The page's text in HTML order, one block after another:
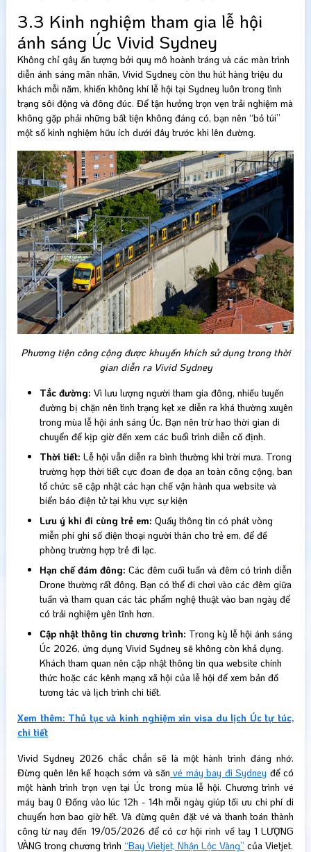
3.3 Kinh nghiệm tham gia lễ hội
ánh sáng Úc Vivid Sydney
Không chỉ gây ấn tượng bởi quy mô hoành tráng và các màn trình
diễn ánh sáng mãn nhãn, Vivid Sydney còn thu hút hàng triệu du
khách mỗi năm, khiến không khí lễ hội tại Sydney luôn trong tình
trạng sôi động và đông đúc. Để tận hưởng trọn vẹn trải nghiệm mà
không gặp phải những bất tiện không đáng có, bạn nên “bỏ túi”
một số kinh nghiệm hữu ích dưới đây trước khi lên đường.
Phương tiện công cộng được khuyến khích sử dụng trong thời
gian diễn ra Vivid Sydney
Tắc đường: Vì lưu lượng người tham gia đông, nhiều tuyến
đường bị chặn nên tình trạng kẹt xe diễn ra khá thường xuyên
trong mùa lễ hội ánh sáng Úc. Bạn nên trừ hao thời gian di
chuyển để kịp giờ đến xem các buổi trình diễn cố định.
Thời tiết: Lễ hội vẫn diễn ra bình thường khi trời mưa. Trong
trường hợp thời tiết cực đoan đe dọa an toàn công cộng, ban
tổ chức sẽ cập nhật các hạn chế vận hành qua website và
biển báo điện tử tại khu vực sự kiện
Lưu ý khi đi cùng trẻ em: Quầy thông tin có phát vòng
miễn phí ghi số điện thoại người thân cho trẻ em, để đề
phòng trường hợp trẻ đi lạc.
Hạn chế đám đông: Các đêm cuối tuần và đêm có trình diễn
Drone thường rất đông. Bạn có thể đi chơi vào các đêm giữa
tuần và tham quan các tác phẩm nghệ thuật vào ban ngày để
có trải nghiệm yên tĩnh hơn.
Cập nhật thông tin chương trình: Trong kỳ lễ hội ánh sáng
Úc 2026, ứng dụng Vivid Sydney sẽ không còn khả dụng.
Khách tham quan nên cập nhật thông tin qua website chính
thức hoặc các kênh mạng xã hội của lễ hội để xem bản đồ
tương tác và lịch trình chi tiết.
Xem thêm: Thủ tục và kinh nghiệm xin visa du lịch Úc tự túc,
chi tiết
Vivid Sydney 2026 chắc chắn sẽ là một hành trình đáng nhớ.
Đừng quên lên kế hoạch sớm và săn vé máy bay đi Sydney để có
một hành trình trọn vẹn tại Úc trong mùa lễ hội. Chương trình vé
máy bay 0 Đồng vào lúc 12h - 14h mỗi ngày giúp tối ưu chi phí di
chuyển hơn bao giờ hết. Và đừng quên đặt vé và thanh toán thành
công từ nay đến 19/05/2026 để có cơ hội rinh về tay 1 LƯỢNG
VÀNG trong chương trình “Bay Vietjet, Nhận Lộc Vàng” của Vietjet.